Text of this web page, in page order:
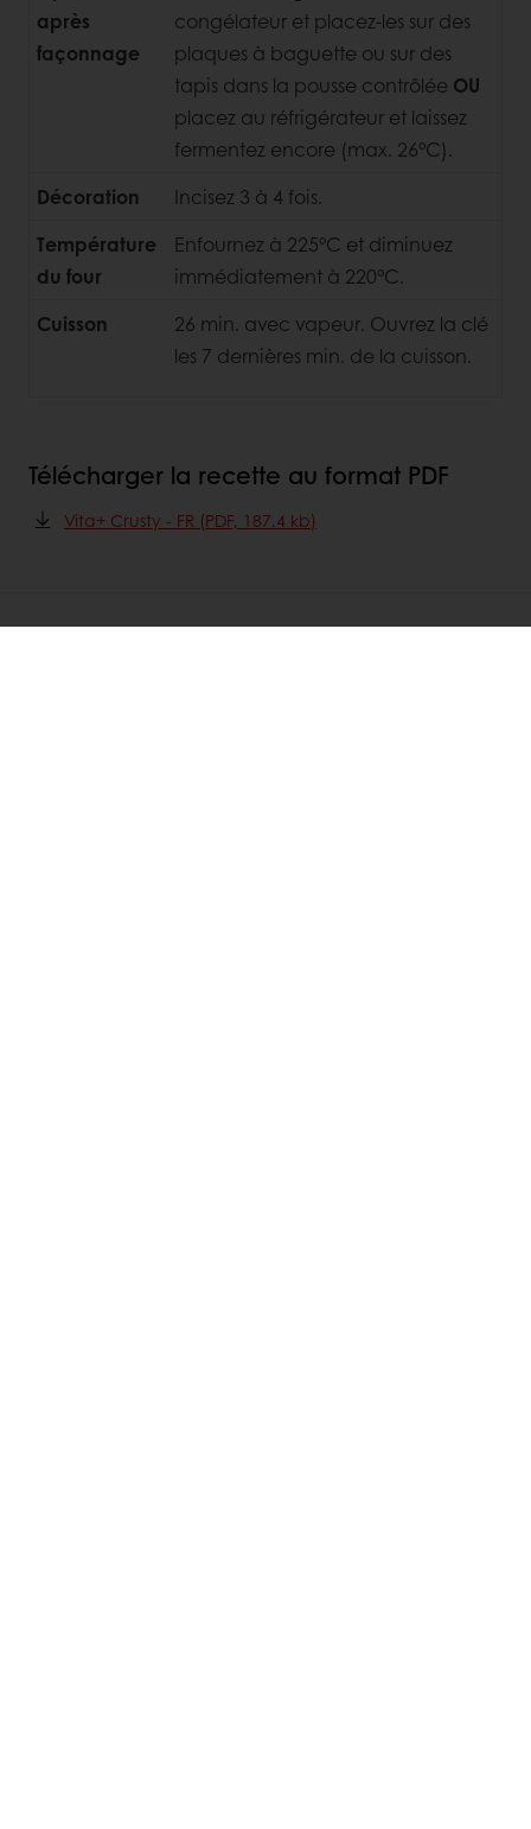
après
façonnage
congélateur et placez-les sur des
plaques à baguette ou sur des
tapis dans la pousse contrôlée OU
placez au réfrigérateur et laissez
fermentez encore (max. 26°C).
Décoration
Incisez 3 à 4 fois.
Température
du four
Enfournez à 225°C et diminuez
immédiatement à 220°C.
Cuisson
26 min. avec vapeur. Ouvrez la clé
les 7 dernières min. de la cuisson.
Télécharger la recette au format PDF
Vita+ Crusty - FR (PDF, 187.4 kb)